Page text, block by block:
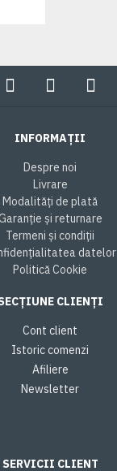
INFORMAȚII
Despre noi
Livrare
Modalități de plată
și returnare
Termeni și condiții
datelor
Politică Cookie
CLIENȚI
Cont client
Istoric comenzi
Afiliere
Newsletter
SERVICII CLIENT